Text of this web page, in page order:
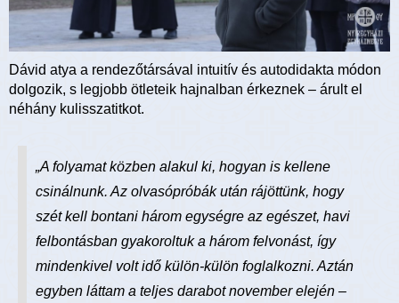
Dávid atya a rendezőtársával intuitív és autodidakta módon
dolgozik, s legjobb ötleteik hajnalban érkeznek – árult el
néhány kulisszatitkot.
„A folyamat közben alakul ki, hogyan is kellene
csinálnunk. Az olvasópróbák után rájöttünk, hogy
szét kell bontani három egységre az egészet, havi
felbontásban gyakoroltuk a három felvonást, így
mindenkivel volt idő külön-külön foglalkozni. Aztán
egyben láttam a teljes darabot november elején –